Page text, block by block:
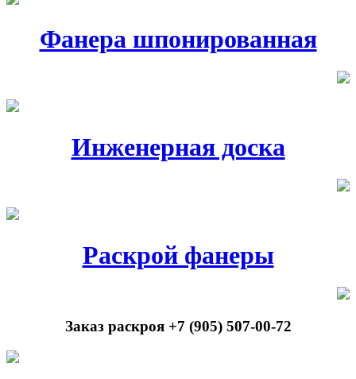
Фанера шпонированная
Инженерная доска
Раскрой фанеры
Заказ раскроя +7 (905) 507-00-72